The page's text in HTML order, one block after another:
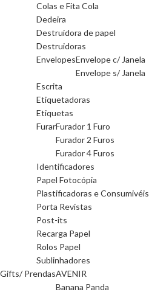
Colas e Fita Cola
Dedeira
Destruidora de papel
Destruidoras
EnvelopesEnvelope c/ Janela
Envelope s/ Janela
Escrita
Etiquetadoras
Etiquetas
FurarFurador 1 Furo
Furador 2 Furos
Furador 4 Furos
Identificadores
Papel Fotocópia
Plastificadoras e Consumivéis
Porta Revistas
Post-its
Recarga Papel
Rolos Papel
Sublinhadores
Gifts/ PrendasAVENIR
Banana Panda